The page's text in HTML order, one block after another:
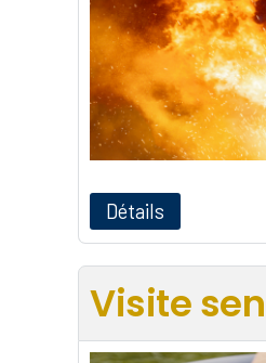
Détails
Visite